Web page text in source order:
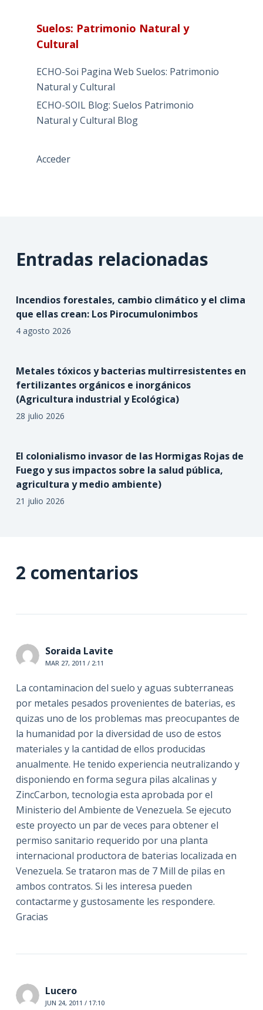
Suelos: Patrimonio Natural y
Cultural
ECHO-Soi Pagina Web Suelos: Patrimonio
Natural y Cultural
ECHO-SOIL Blog: Suelos Patrimonio
Natural y Cultural Blog
Acceder
Entradas relacionadas
Incendios forestales, cambio climático y el clima
que ellas crean: Los Pirocumulonimbos
4 agosto 2026
Metales tóxicos y bacterias multirresistentes en
fertilizantes orgánicos e inorgánicos
(Agricultura industrial y Ecológica)
28 julio 2026
El colonialismo invasor de las Hormigas Rojas de
Fuego y sus impactos sobre la salud pública,
agricultura y medio ambiente)
21 julio 2026
2 comentarios
Soraida Lavite
MAR 27, 2011 / 2:11
La contaminacion del suelo y aguas subterraneas
por metales pesados provenientes de baterias, es
quizas uno de los problemas mas preocupantes de
la humanidad por la diversidad de uso de estos
materiales y la cantidad de ellos producidas
anualmente. He tenido experiencia neutralizando y
disponiendo en forma segura pilas alcalinas y
ZincCarbon, tecnologia esta aprobada por el
Ministerio del Ambiente de Venezuela. Se ejecuto
este proyecto un par de veces para obtener el
permiso sanitario requerido por una planta
internacional productora de baterias localizada en
Venezuela. Se trataron mas de 7 Mill de pilas en
ambos contratos. Si les interesa pueden
contactarme y gustosamente les respondere.
Gracias
Lucero
JUN 24, 2011 / 17:10